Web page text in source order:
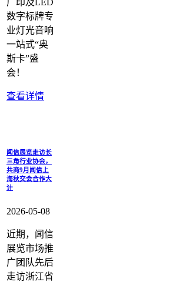
数字标牌专
业灯光音响
一站式“奥
斯卡”盛
会！
查看详情
闻信展览走访长
三角行业协会，
共商9月闻信上
海秋交会合作大
计
2026-05-08
近期，闻信
展览市场推
广团队先后
走访浙江省